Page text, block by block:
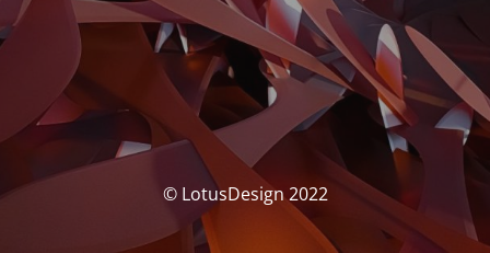
© LotusDesign 2022